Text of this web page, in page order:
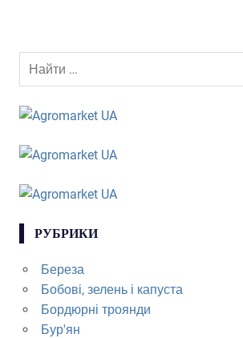
РУБРИКИ
Береза
Бобові, зелень і капуста
Бордюрні троянди
Бур'ян